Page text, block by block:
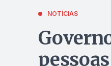
NOTÍCIAS